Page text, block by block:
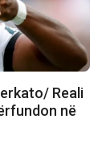
Reali
në